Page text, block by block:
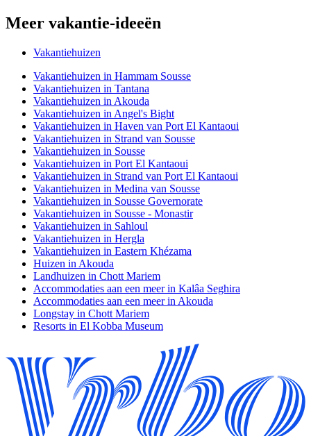
Meer vakantie-ideeën
Vakantiehuizen
Vakantiehuizen in Hammam Sousse
Vakantiehuizen in Tantana
Vakantiehuizen in Akouda
Vakantiehuizen in Angel's Bight
Vakantiehuizen in Haven van Port El Kantaoui
Vakantiehuizen in Strand van Sousse
Vakantiehuizen in Sousse
Vakantiehuizen in Port El Kantaoui
Vakantiehuizen in Strand van Port El Kantaoui
Vakantiehuizen in Medina van Sousse
Vakantiehuizen in Sousse Governorate
Vakantiehuizen in Sousse - Monastir
Vakantiehuizen in Sahloul
Vakantiehuizen in Hergla
Vakantiehuizen in Eastern Khézama
Huizen in Akouda
Landhuizen in Chott Mariem
Accommodaties aan een meer in Kalâa Seghira
Accommodaties aan een meer in Akouda
Longstay in Chott Mariem
Resorts in El Kobba Museum